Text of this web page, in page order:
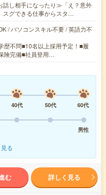
し相手になったり≫「え？意外
スグできる仕事からスタ…
/ パソコンスキル不要 / 英語力不
歴不問■10名以上採用予定！■履
険完備■社員登用…
40代 50代
60代
男性
る
む 詳しく見る